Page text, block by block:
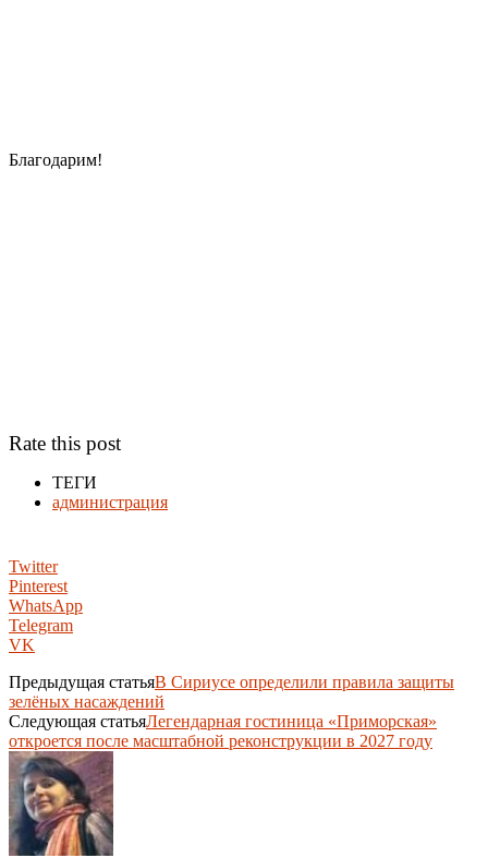
Благодарим!
Rate this post
ТЕГИ
администрация
Twitter
Pinterest
WhatsApp
Telegram
VK
Предыдущая статьяВ Сириусе определили правила защиты
зелёных насаждений
Следующая статьяЛегендарная гостиница «Приморская»
откроется после масштабной реконструкции в 2027 году